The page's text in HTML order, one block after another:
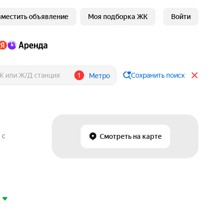
объявление Моя подборка ЖК Войти
1 Метро Сохранить поиск
Смотреть на карте
с